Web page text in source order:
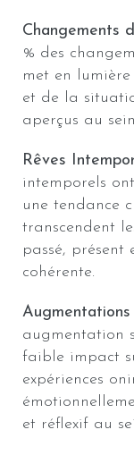
Changements
% des
met en
et de la
aperçus au
Rêves
intemporels
une tendance
transcendent
passé, présent
cohérente.
augmentation
faible impact
expériences
et réflexif au